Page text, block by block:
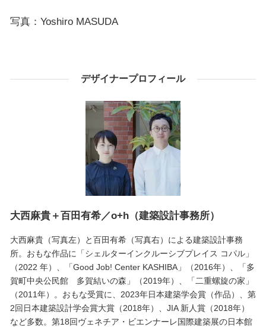
写真：Yoshiro MASUDA
デザイナープロフィール
大西麻貴＋百田有希／o+h（建築設計事務所）
大西麻貴（写真左）と百田有希（写真右）による建築設計事務
所。おもな作品に「シェルターインクルーシブプレイス コパル」
（2022 年）、「Good Job! Center KASHIBA」（2016年）、「多
賀町中央公民館 多賀結いの森」（2019年）、「二重螺旋の家」
（2011年）。おもな受賞に、2023年日本建築学会賞（作品）、第
2回日本建築設計学会賞大賞（2018年）、JIA 新人賞（2018年）
など多数。第18回ヴェネチア・ビエンナーレ国際建築展の日本館